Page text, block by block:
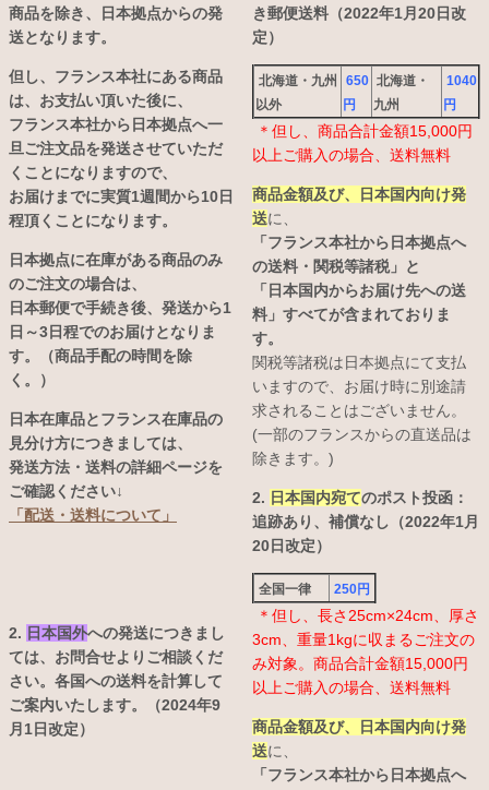
商品を除き、日本拠点からの発
送となります。
但し、フランス本社にある商品
は、お支払い頂いた後に、
フランス本社から日本拠点へ一
旦ご注文品を発送させていただ
くことになりますので、
お届けまでに実質1週間から10日
程頂くことになります。
日本拠点に在庫がある商品のみ
のご注文の場合は、
日本郵便で手続き後、発送から1
日～3日程でのお届けとなりま
す。（商品手配の時間を除
く。）
日本在庫品とフランス在庫品の
見分け方につきましては、
発送方法・送料の詳細ページを
ご確認ください↓
「配送・送料について」
2. 日本国外への発送につきまし
ては、お問合せよりご相談くだ
さい。各国への送料を計算して
ご案内いたします。（2024年9
月1日改定）
き郵便送料（2022年1月20日改
定）
北海道・九州
以外
650
円
北海道・
九州
1040
円
＊但し、商品合計金額15,000円
以上ご購入の場合、送料無料
商品金額及び、日本国内向け発
送に、
「フランス本社から日本拠点へ
の送料・関税等諸税」と
「日本国内からお届け先への送
料」すべてが含まれておりま
す。
関税等諸税は日本拠点にて支払
いますので、お届け時に別途請
求されることはございません。
(一部のフランスからの直送品は
除きます。)
2. 日本国内宛てのポスト投函：
追跡あり、補償なし（2022年1月
20日改定）
全国一律 250円
＊但し、長さ25cm×24cm、厚さ
3cm、重量1kgに収まるご注文の
み対象。商品合計金額15,000円
以上ご購入の場合、送料無料
商品金額及び、日本国内向け発
送に、
「フランス本社から日本拠点へ